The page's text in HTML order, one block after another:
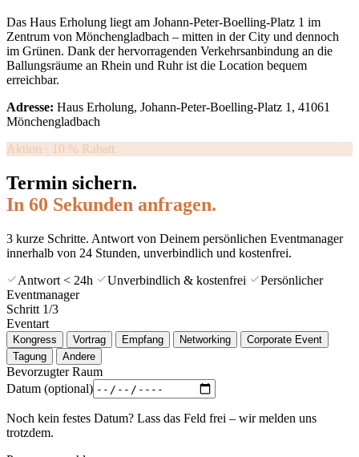
Das Haus Erholung liegt am Johann-Peter-Boelling-Platz 1 im
Zentrum von Mönchengladbach – mitten in der City und dennoch
im Grünen. Dank der hervorragenden Verkehrsanbindung an die
Ballungsräume an Rhein und Ruhr ist die Location bequem
erreichbar.
Adresse: Haus Erholung, Johann-Peter-Boelling-Platz 1, 41061
Mönchengladbach
Aktion · 10 % Rabatt
Termin sichern.
In 60 Sekunden anfragen.
3 kurze Schritte. Antwort von Deinem persönlichen Eventmanager
innerhalb von 24 Stunden, unverbindlich und kostenfrei.
Antwort < 24h
Unverbindlich & kostenfrei
Persönlicher
Eventmanager
Schritt 1/3
Eventart
Kongress Vortrag Empfang Networking
Corporate Event
Tagung
Andere
Bevorzugter Raum
Datum (optional)
Noch kein festes Datum? Lass das Feld frei – wir melden uns
trotzdem.